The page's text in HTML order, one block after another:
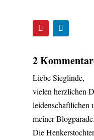
2
Liebe Sieglinde,
vielen herzlichen
leidenschaftlichen
meiner Blogparade.
Die